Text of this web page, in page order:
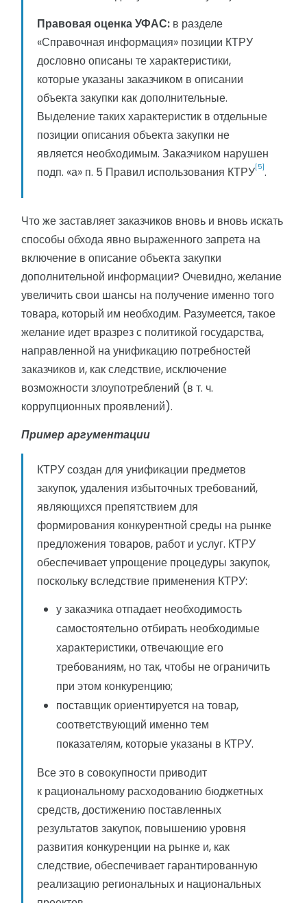
Правовая оценка УФАС: в разделе
«Справочная информация» позиции КТРУ
дословно описаны те характеристики,
которые указаны заказчиком в описании
объекта закупки как дополнительные.
Выделение таких характеристик в отдельные
позиции описания объекта закупки не
является необходимым. Заказчиком нарушен
подп. «а» п. 5 Правил использования КТРУ[5].
Что же заставляет заказчиков вновь и вновь искать
способы обхода явно выраженного запрета на
включение в описание объекта закупки
дополнительной информации? Очевидно, желание
увеличить свои шансы на получение именно того
товара, который им необходим. Разумеется, такое
желание идет вразрез с политикой государства,
направленной на унификацию потребностей
заказчиков и, как следствие, исключение
возможности злоупотреблений (в т. ч.
коррупционных проявлений).
Пример аргументации
КТРУ создан для унификации предметов
закупок, удаления избыточных требований,
являющихся препятствием для
формирования конкурентной среды на рынке
предложения товаров, работ и услуг. КТРУ
обеспечивает упрощение процедуры закупок,
поскольку вследствие применения КТРУ:
у заказчика отпадает необходимость
самостоятельно отбирать необходимые
характеристики, отвечающие его
требованиям, но так, чтобы не ограничить
при этом конкуренцию;
поставщик ориентируется на товар,
соответствующий именно тем
показателям, которые указаны в КТРУ.
Все это в совокупности приводит
к рациональному расходованию бюджетных
средств, достижению поставленных
результатов закупок, повышению уровня
развития конкуренции на рынке и, как
следствие, обеспечивает гарантированную
реализацию региональных и национальных